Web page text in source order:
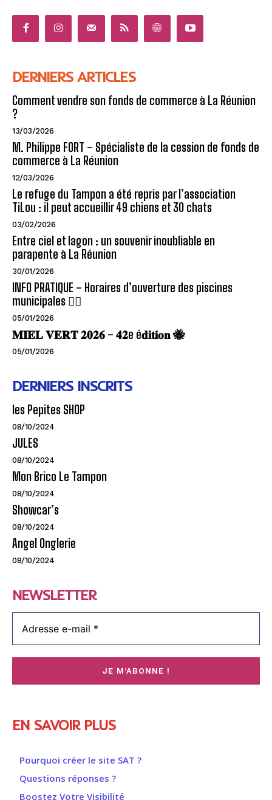
DERNIERS ARTICLES
Comment vendre son fonds de commerce à La Réunion
?
13/03/2026
M. Philippe FORT – Spécialiste de la cession de fonds de
commerce à La Réunion
12/03/2026
Le refuge du Tampon a été repris par l’association
TiLou : il peut accueillir 49 chiens et 30 chats
03/02/2026
Entre ciel et lagon : un souvenir inoubliable en
parapente à La Réunion
30/01/2026
INFO PRATIQUE – Horaires d’ouverture des piscines
municipales 🏊‍♂️
05/01/2026
𝐌𝐈𝐄𝐋 𝐕𝐄𝐑𝐓 𝟐𝟎𝟐𝟔 – 𝟒𝟐e é𝐝𝐢𝐭𝐢𝐨𝐧 🐝
05/01/2026
DERNIERS INSCRITS
les Pepites SHOP
08/10/2024
JULES
08/10/2024
Mon Brico Le Tampon
08/10/2024
Showcar’s
08/10/2024
Angel Onglerie
08/10/2024
NEWSLETTER
EN SAVOIR PLUS
Pourquoi créer le site SAT ?
Questions réponses ?
Boostez Votre Visibilité